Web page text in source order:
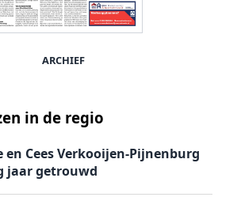
ARCHIEF
in de regio
en Cees Verkooijen-Pijnenburg
jaar getrouwd